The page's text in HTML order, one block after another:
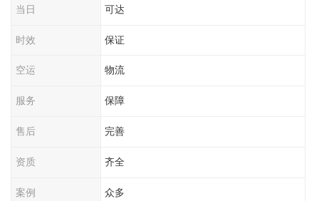
当日 可达
时效 保证
空运 物流
服务 保障
售后 完善
资质 齐全
案例 众多